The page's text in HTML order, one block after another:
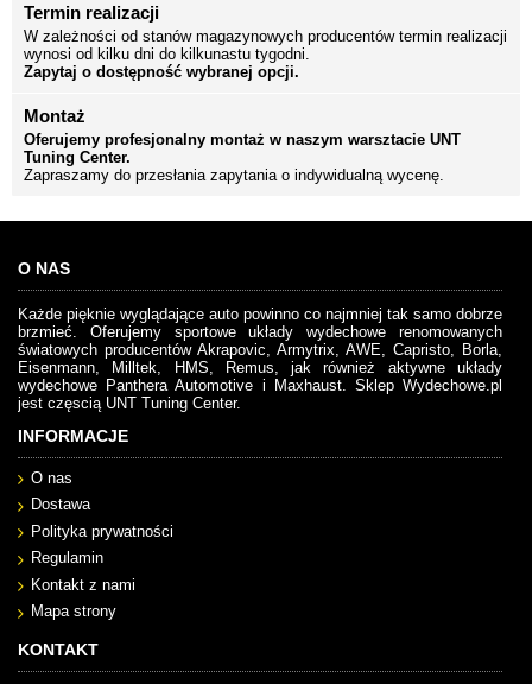
Termin realizacji
W zależności od stanów magazynowych producentów termin realizacji
wynosi od kilku dni do kilkunastu tygodni.
Zapytaj o dostępność wybranej opcji.
Montaż
Oferujemy profesjonalny montaż w naszym warsztacie UNT
Tuning Center.
Zapraszamy do przesłania zapytania o indywidualną wycenę.
O NAS
Każde pięknie wyglądające auto powinno co najmniej tak samo dobrze
brzmieć. Oferujemy sportowe układy wydechowe renomowanych
światowych producentów Akrapovic, Armytrix, AWE, Capristo, Borla,
Eisenmann, Milltek, HMS, Remus, jak również aktywne układy
wydechowe Panthera Automotive i Maxhaust. Sklep Wydechowe.pl
jest częscią UNT Tuning Center.
INFORMACJE
O nas
Dostawa
Polityka prywatności
Regulamin
Kontakt z nami
Mapa strony
KONTAKT